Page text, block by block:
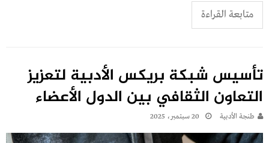
متابعة القراءة
تأسيس شبكة بريكس الأدبية لتعزيز
التعاون الثقافي بين الدول الأعضاء
طنجة الأدبية 20 سبتمبر، 2025